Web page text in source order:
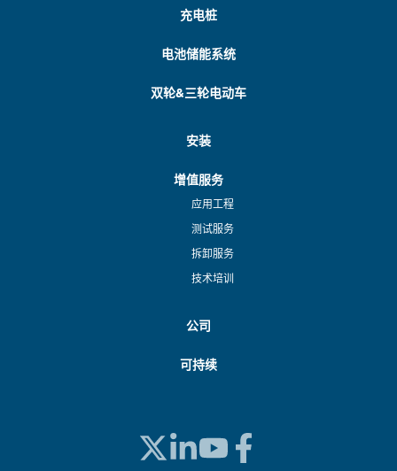
充电桩
电池储能系统
双轮&三轮电动车
安装
增值服务
应用工程
测试服务
拆卸服务
技术培训
公司
可持续